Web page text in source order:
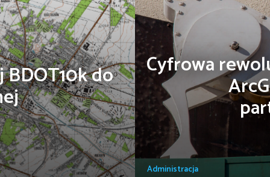
Wyszukiwanie zaawansowane
Bezpieczeństwo Biznes Dobre praktyki
Trendy Turystyka i rekreacja
Bezpieczeństwo
Edukacja
Turystyka i rekreacja
do Cyfrowa
Administracja